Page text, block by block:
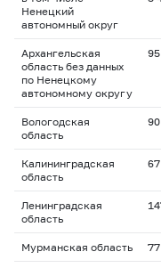
Ненецкий
автономный округ
Архангельская
область без данных
по Ненецкому
автономному округу
Вологодская
область
Калининградская
область
Ленинградская
область
Мурманская область